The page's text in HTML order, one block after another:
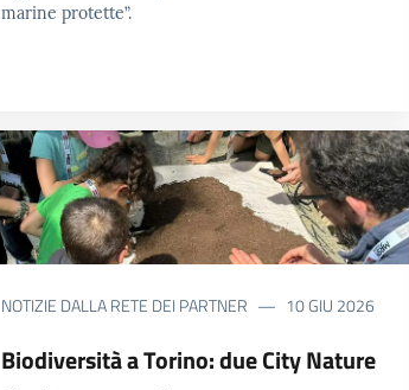
marine protette”.
NOTIZIE DALLA RETE DEI PARTNER 10 GIU 2026
Biodiversità a Torino: due City Nature